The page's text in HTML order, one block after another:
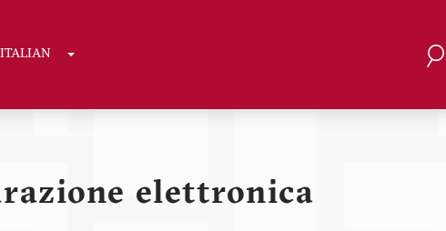
ITALIAN Toggle Dropdown
elettronica